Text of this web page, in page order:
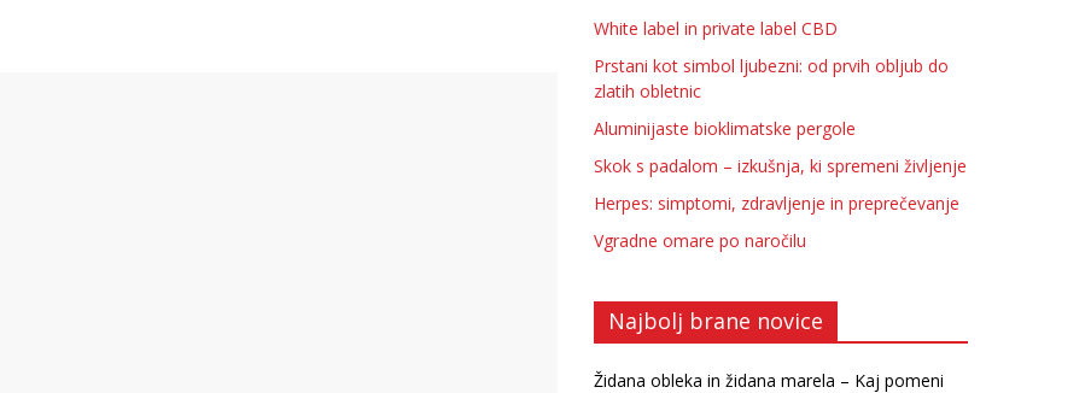
White label in private label CBD
Prstani kot simbol ljubezni: od prvih obljub do
zlatih obletnic
Aluminijaste bioklimatske pergole
Skok s padalom – izkušnja, ki spremeni življenje
Herpes: simptomi, zdravljenje in preprečevanje
Vgradne omare po naročilu
Najbolj brane novice
Židana obleka in židana marela – Kaj pomeni